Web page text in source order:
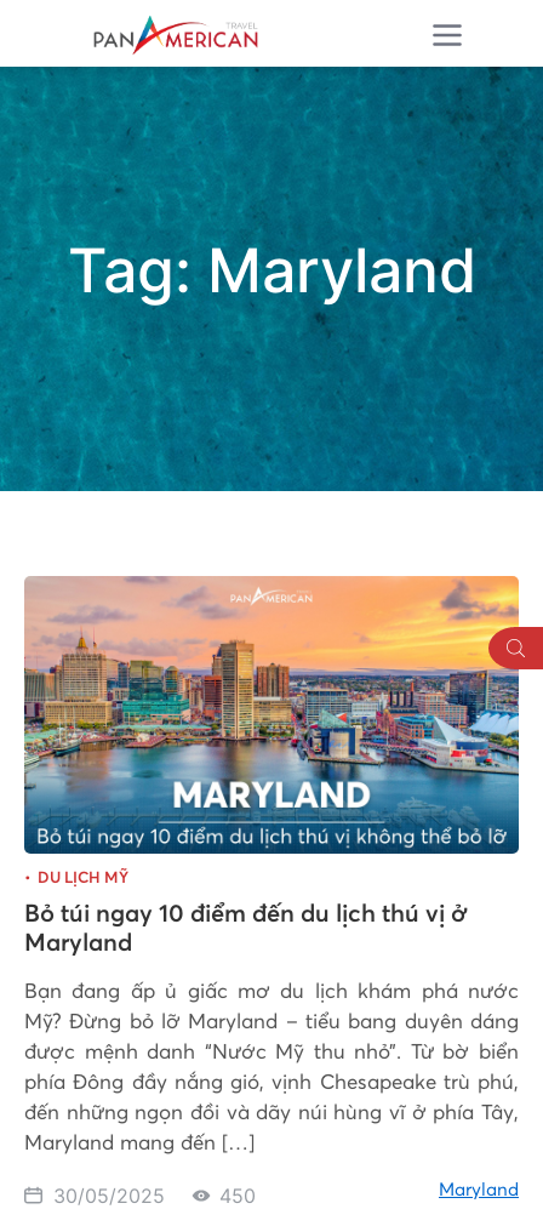
Tag:Maryland
DU LỊCH MỸ
Bỏ túi ngay 10 điểm đến du lịch thú vị ở
Maryland
Bạn đang ấp ủ giấc mơ du lịch khám phá nước
Mỹ? Đừng bỏ lỡ Maryland – tiểu bang duyên dáng
được mệnh danh “Nước Mỹ thu nhỏ”. Từ bờ biển
phía Đông đầy nắng gió, vịnh Chesapeake trù phú,
đến những ngọn đồi và dãy núi hùng vĩ ở phía Tây,
Maryland mang đến […]
30/05/2025 450 Maryland